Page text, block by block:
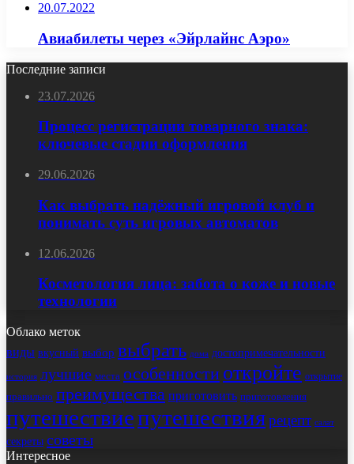
20.07.2022
Авиабилеты через «Эйрлайнс Аэро»
Последние записи
23.07.2026
Процесс регистрации товарного знака:
ключевые стадии оформления
29.06.2026
Как выбрать надёжный игровой клуб и
понимать суть игровых автоматов
12.06.2026
Косметология лица: забота о коже и новые
технологии
Облако меток
виды вкусный выбор выбрать дома достопримечательности
история лучшие места особенности откройте открытие
правильно преимущества приготовить приготовления
путешествиепутешествиярецепт салат
секреты советы
Интересное